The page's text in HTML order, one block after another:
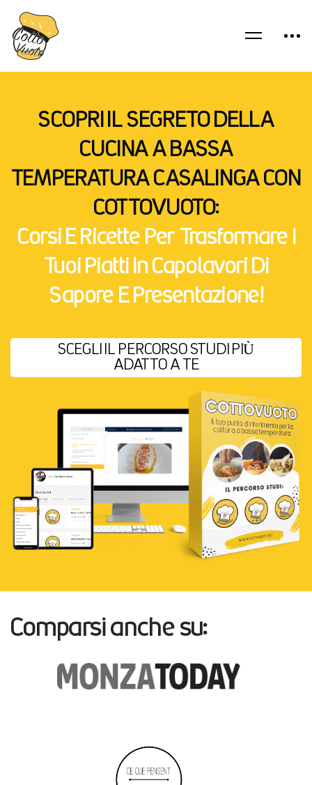
SCOPRI IL SEGRETO DELLA
CUCINA A BASSA
TEMPERATURA CASALINGA CON
COTTOVUOTO:
Corsi E Ricette Per Trasformare I
Tuoi Piatti In Capolavori Di
Sapore E Presentazione!
SCEGLI IL PERCORSO STUDI PIÙ
ADATTO A TE
Comparsi anche su: